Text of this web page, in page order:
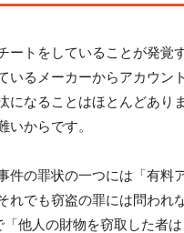
ートをしていることが発
いるメーカーからアカウン
になることはほとんどあり
いからです。
件の罪状の一つには「有料
れでも窃盗の罪には問われ
「他人の財物を窃取した者